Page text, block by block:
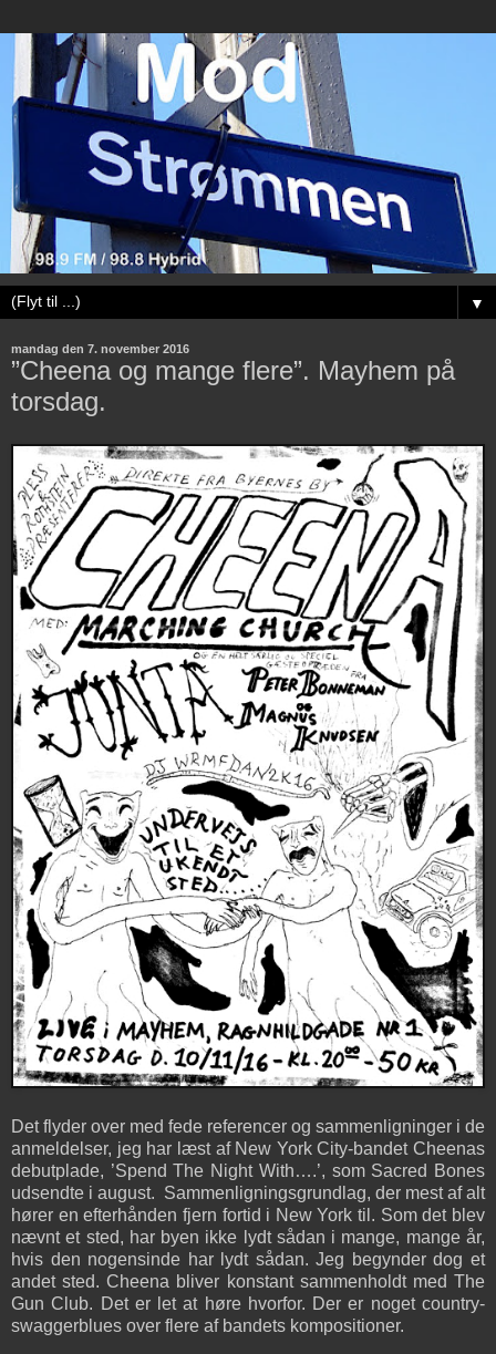
▼
mandag den 7. november 2016
”Cheena og mange flere”. Mayhem på
torsdag.
Det flyder over med fede referencer og sammenligninger i de
anmeldelser, jeg har læst af New York City-bandet Cheenas
debutplade, ’Spend The Night With….’, som Sacred Bones
udsendte i august. Sammenligningsgrundlag, der mest af alt
hører en efterhånden fjern fortid i New York til. Som det blev
nævnt et sted, har byen ikke lydt sådan i mange, mange år,
hvis den nogensinde har lydt sådan. Jeg begynder dog et
andet sted. Cheena bliver konstant sammenholdt med The
Gun Club. Det er let at høre hvorfor. Der er noget country-
swaggerblues over flere af bandets kompositioner.